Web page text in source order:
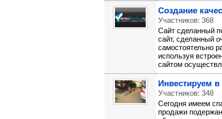
Создание
Участников: 368
Сайт сделанный
сайт, сделанный
самостоятельно
используя
сайтом
Инвестируем в
Участников: 348
Сегодня имеем
продажи